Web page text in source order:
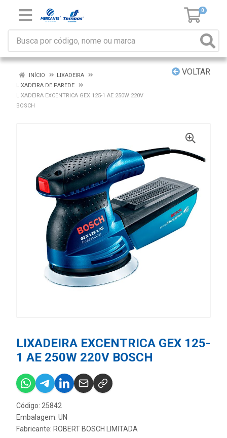
0
VOLTAR
INÍCIO
LIXADEIRA
LIXADEIRA DE PAREDE
LIXADEIRA EXCENTRICA GEX 125-1 AE 250W 220V
BOSCH
LIXADEIRA EXCENTRICA GEX 125-
1 AE 250W 220V BOSCH
Código: 25842
Embalagem: UN
Fabricante: ROBERT BOSCH LIMITADA